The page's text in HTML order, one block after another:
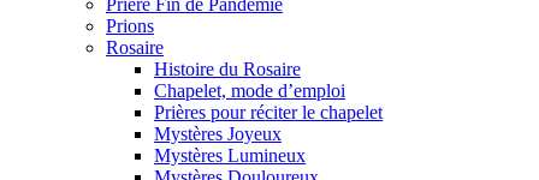
Prions
Rosaire
Histoire du Rosaire
Chapelet, mode d’emploi
Prières pour réciter le chapelet
Mystères Joyeux
Mystères Lumineux